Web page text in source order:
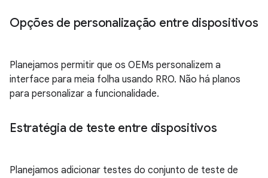
Opções de personalização entre dispositivos
Planejamos permitir que os OEMs personalizem a
interface para meia folha usando RRO. Não há planos
para personalizar a funcionalidade.
Estratégia de teste entre dispositivos
Planejamos adicionar testes do conjunto de teste de